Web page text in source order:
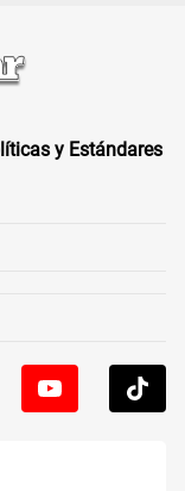
y Estándares